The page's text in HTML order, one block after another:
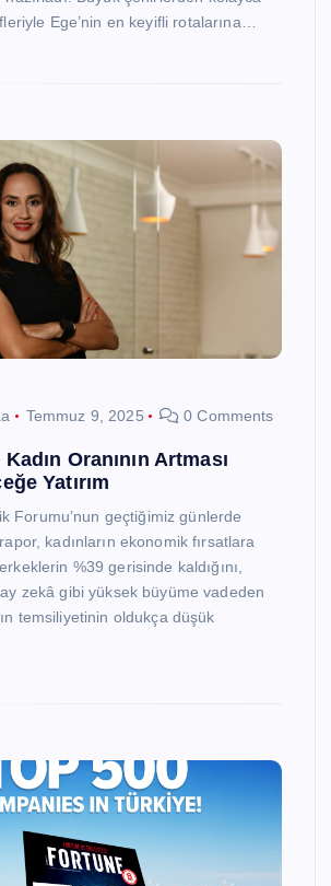
Ege’nin en keyifli rotalarına…
Temmuz 9, 2025 0 Comments
Oranının Artması
Yatırım
Forumu’nun geçtiğimiz günlerde
kadınların ekonomik fırsatlara
%39 gerisinde kaldığını,
zekâ gibi yüksek büyüme vadeden
temsiliyetinin oldukça düşük